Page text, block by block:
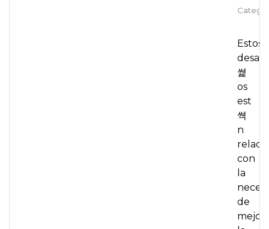
Estos
desaf
쎭
os
est
쎡
n
con
la
de